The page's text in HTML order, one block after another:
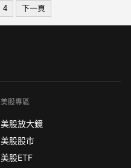
4 下一頁
美股專區
美股放大鏡
美股股市
美股ETF